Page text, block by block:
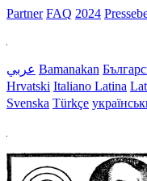
Partner FAQ 2024
عربي Bamanakan
Hrvatski Italiano Latina
Svenska Türkçe